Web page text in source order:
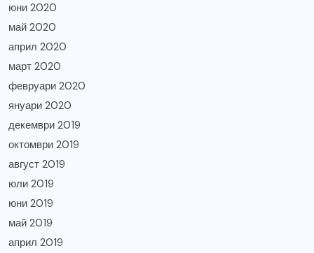
юни 2020
май 2020
април 2020
март 2020
февруари 2020
януари 2020
декември 2019
октомври 2019
август 2019
юли 2019
юни 2019
май 2019
април 2019